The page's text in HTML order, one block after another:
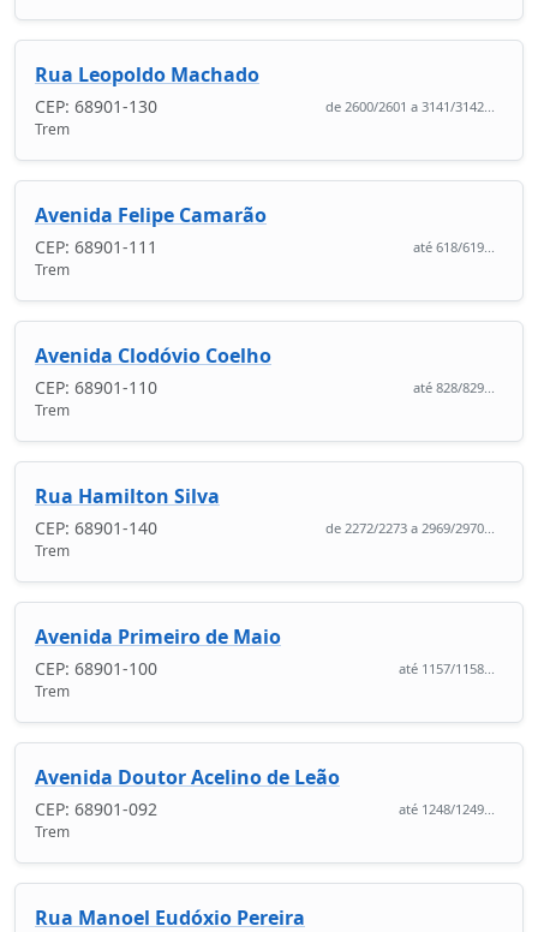
Rua Leopoldo Machado
CEP: 68901-130 de 2600/2601 a 3141/3142...
Trem
Avenida Felipe Camarão
CEP: 68901-111 até 618/619...
Trem
Avenida Clodóvio Coelho
CEP: 68901-110 até 828/829...
Trem
Rua Hamilton Silva
CEP: 68901-140 de 2272/2273 a 2969/2970...
Trem
Avenida Primeiro de Maio
CEP: 68901-100 até 1157/1158...
Trem
Avenida Doutor Acelino de Leão
CEP: 68901-092 até 1248/1249...
Trem
Rua Manoel Eudóxio Pereira